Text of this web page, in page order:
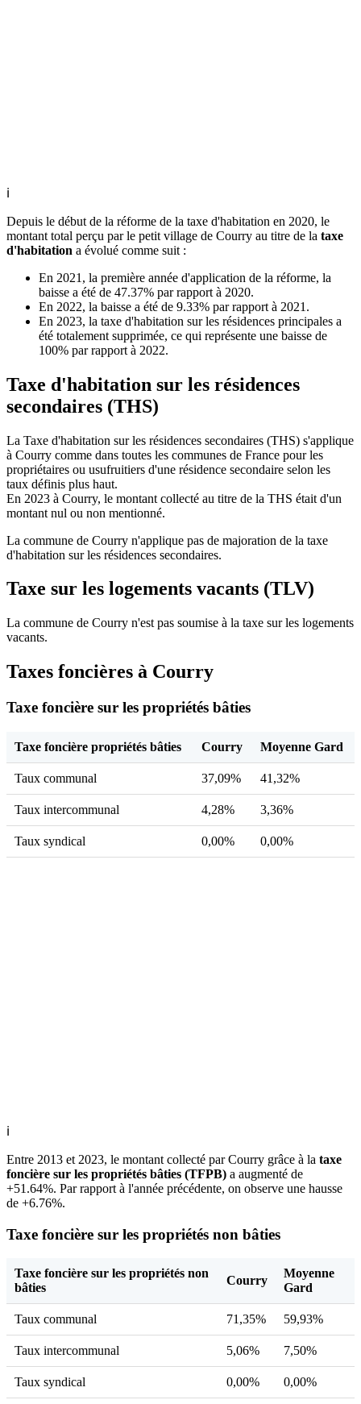
ℹ
Depuis le début de la réforme de la taxe d'habitation en 2020, le
montant total perçu par le petit village de Courry au titre de la taxe
d'habitation a évolué comme suit :
En 2021, la première année d'application de la réforme, la
baisse a été de 47.37% par rapport à 2020.
En 2022, la baisse a été de 9.33% par rapport à 2021.
En 2023, la taxe d'habitation sur les résidences principales a
été totalement supprimée, ce qui représente une baisse de
100% par rapport à 2022.
Taxe d'habitation sur les résidences
secondaires (THS)
La Taxe d'habitation sur les résidences secondaires (THS) s'applique
à Courry comme dans toutes les communes de France pour les
propriétaires ou usufruitiers d'une résidence secondaire selon les
taux définis plus haut.
En 2023 à Courry, le montant collecté au titre de la THS était d'un
montant nul ou non mentionné.
La commune de Courry n'applique pas de majoration de la taxe
d'habitation sur les résidences secondaires.
Taxe sur les logements vacants (TLV)
La commune de Courry n'est pas soumise à la taxe sur les logements
vacants.
Taxes foncières à Courry
Taxe foncière sur les propriétés bâties
Taxe foncière propriétés bâties Courry Moyenne Gard
Taux communal 37,09% 41,32%
Taux intercommunal 4,28% 3,36%
Taux syndical 0,00% 0,00%
ℹ
Entre 2013 et 2023, le montant collecté par Courry grâce à la taxe
foncière sur les propriétés bâties (TFPB) a augmenté de
+51.64%. Par rapport à l'année précédente, on observe une hausse
de +6.76%.
Taxe foncière sur les propriétés non bâties
Taxe foncière sur les propriétés non
bâties
Courry
Moyenne
Gard
Taux communal 71,35% 59,93%
Taux intercommunal 5,06% 7,50%
Taux syndical 0,00% 0,00%